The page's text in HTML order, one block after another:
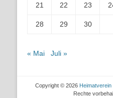
21 22 23
28 29 30
« Mai Juli »
Copyright © 2026 Heimatverein
Rechte